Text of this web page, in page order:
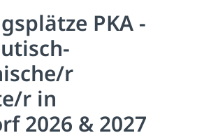
PKA -
r
r in
2026 & 2027